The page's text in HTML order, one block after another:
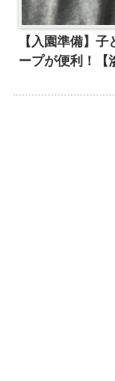
【入園準備】
ープが便利！【